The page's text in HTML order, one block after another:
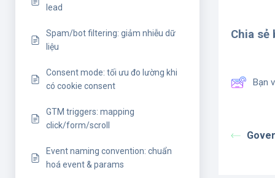
lead
Spam/bot filtering: giảm nhiễu dữ
liệu
Consent mode: tối ưu đo lường khi
có cookie consent
GTM triggers: mapping
click/form/scroll
Event naming convention: chuẩn
hoá event & params
Chia sẻ
Bạn